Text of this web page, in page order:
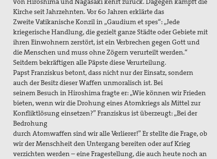
Kirche seit Jahrzehnten.Vor 60 Jahren erklärte das
ZweiteVatikanische Konzil in „Gaudium etspes“: „Jede
kriegerische Handlung,die gezielt ganze Städte oder Gebietemit
ihren Einwohnern zerstört, ist einVerbrechen gegen Gott und
die Menschenund muss ohne Zögern verurteiltwerden.“
Seitdem bekräftigenalle Päpste diese Verurteilung.
PapstFranziskus betont, dass nicht nur derEinsatz, sondern
auch der Besitz dieserWaffen unmoralisch ist. Bei
seinemBesuch in Hiroshima fragte er: „Wie können wir Frieden
bieten, wennwir die Drohung eines Atomkriegs alsMittel zur
Konfliktlösung einsetzen?”Franziskus ist überzeugt: „Bei der
Bedrohung
durch Atomwaffen sind wir alleVerlierer!” Er stellte die Frage, ob
wirder Menschheit den Untergang bereitenoder auf Krieg
verzichten werden– eine Fragestellung, die auch heutenoch an